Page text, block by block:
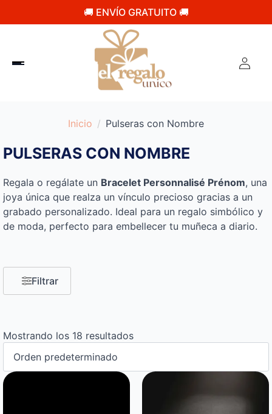
🚚 ENVÍO GRATUITO 🚚
Inicio Pulseras con Nombre
PULSERAS CON NOMBRE
Regala o regálate un Bracelet Personnalisé Prénom, una
joya única que realza un vínculo precioso gracias a un
grabado personalizado. Ideal para un regalo simbólico y
de moda, perfecto para embellecer tu muñeca a diario.
Filtrar
Mostrando los 18 resultados